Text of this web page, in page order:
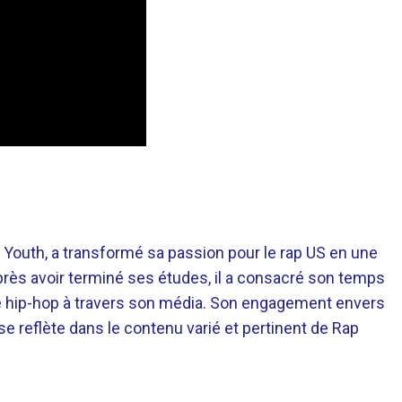
a transformé sa passion pour le rap US en une
avoir terminé ses études, il a consacré son temps
hop à travers son média. Son engagement envers
reflète dans le contenu varié et pertinent de Rap